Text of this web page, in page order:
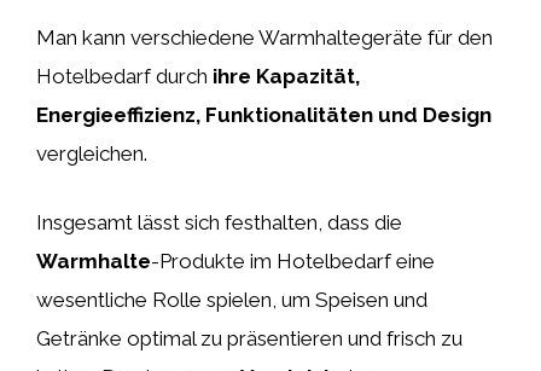
Man kann verschiedene Warmhaltegeräte für den
Hotelbedarf durch ihre Kapazität,
Energieeffizienz, Funktionalitäten und Design
vergleichen.
Insgesamt lässt sich festhalten, dass die
Warmhalte-Produkte im Hotelbedarf eine
wesentliche Rolle spielen, um Speisen und
Getränke optimal zu präsentieren und frisch zu